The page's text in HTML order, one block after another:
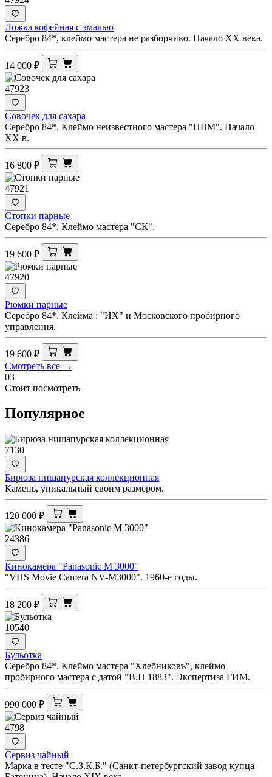
Ложка кофейная с эмалью
Серебро 84*, клеймо мастера не разборчиво. Начало XX века.
14 000 ₽
47923
Совочек для сахара
Серебро 84*. Клеймо неизвестного мастера "НВМ". Начало
XX в.
16 800 ₽
47921
Стопки парные
Серебро 84*. Клеймо мастера "СК".
19 600 ₽
47920
Рюмки парные
Серебро 84*. Клейма : "ИХ" и Московского пробирного
управления.
19 600 ₽
Смотреть все →
03
Стоит посмотреть
Популярное
7130
Бирюза нишапурская коллекционная
Камень, уникальный своим размером.
120 000 ₽
24386
Кинокамера "Panasonic M 3000"
"VHS Movie Camera NV-M3000". 1960-е годы.
18 200 ₽
10540
Бульотка
Серебро 84*. Клеймо мастера "Хлебниковъ", клеймо
пробирного мастера с датой "В.П 1883". Экспертиза ГИМ.
990 000 ₽
4798
Сервиз чайный
Марка в тесте "С.З.К.Б." (Санкт-петербургский завод купца